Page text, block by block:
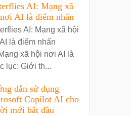
AI: Mạng xã
AI là điểm nhấn
AI: Mạng xã hội
là điểm nhấn
xã hội nơi AI là
lục: Giới th...
dẫn sử dụng
Copilot AI cho
mới bắt đầu